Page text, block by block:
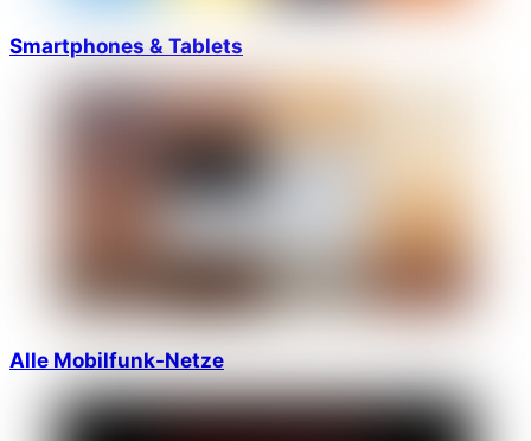
Smartphones & Tablets
Alle Mobilfunk-Netze